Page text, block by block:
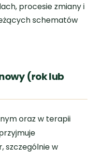
procesie zmiany i
schematów
(rok lub
oraz w terapii
szczególnie w